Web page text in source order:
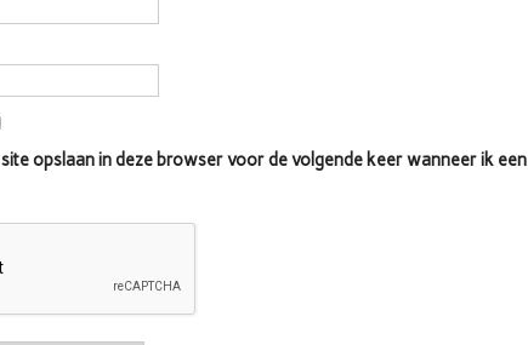
site opslaan in deze browser voor de volgende keer wanneer ik een